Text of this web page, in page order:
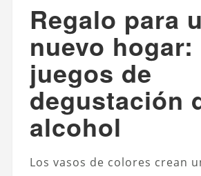
Regalo para
nuevo hogar:
juegos de
degustación
alcohol
Los vasos de colores crean